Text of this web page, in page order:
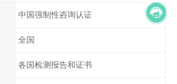
中国强制性咨询认证
全国
各国检测报告和证书